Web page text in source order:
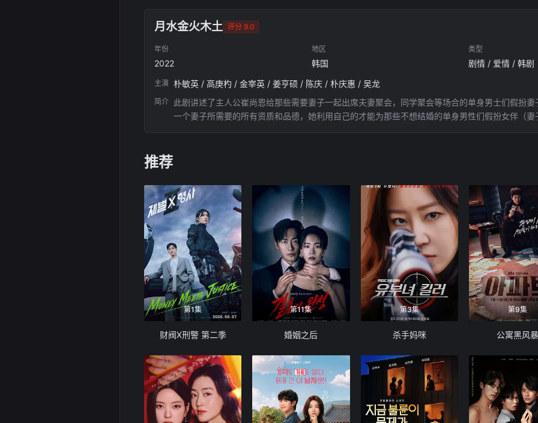
月水金火木土 评分 9.0
年份
2022
地区
韩国
类型
剧情 / 爱情 / 韩剧
主演 朴敏英 / 高庚杓 / 金宰英 / 姜亨硕 / 陈庆 / 朴庆惠 / 吴龙
简介 此剧讲述了主人公崔尚恩给那些需要妻子一起出席夫妻聚会，同学聚会等场合的单身男士们假扮
一个妻子所需要的所有资质和品德，她利用自己的才能为那些不想结婚的单身男性们假扮女伴（
推荐
第1集
财阀X刑警 第二季
第11集
婚姻之后
第3集
杀手妈咪
第9集
公寓黑风